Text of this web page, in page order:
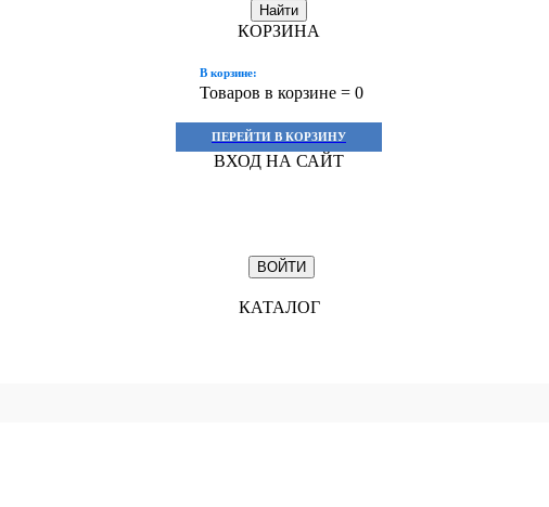
Найти
КОРЗИНА
В корзине:
Товаров в корзине = 0
ПЕРЕЙТИ В КОРЗИНУ
ВХОД НА САЙТ
КАТАЛОГ